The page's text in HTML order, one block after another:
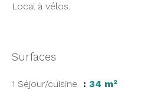
Local à vélos.
Surfaces
1 Séjour/cuisine
34 m²